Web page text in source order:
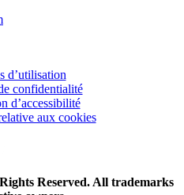
d’utilisation
confidentialité
d’accessibilité
aux cookies
Reserved. All trademarks